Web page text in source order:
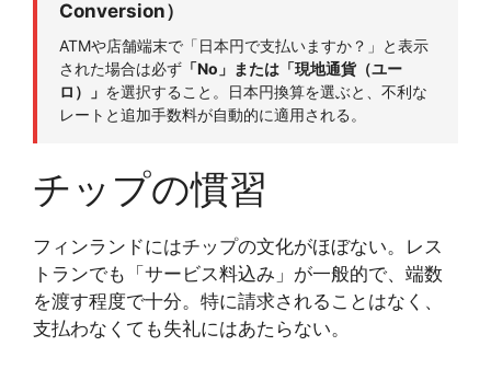
Conversion）
ATMや店舗端末で「日本円で支払いますか？」と表示
された場合は必ず 「No」または「現地通貨（ユー
ロ）」 を選択すること。日本円換算を選ぶと、不利な
レートと追加手数料が自動的に適用される。
チップの慣習
フィンランドにはチップの文化がほぼない。レス
トランでも「サービス料込み」が一般的で、端数
を渡す程度で十分。特に請求されることはなく、
支払わなくても失礼にはあたらない。